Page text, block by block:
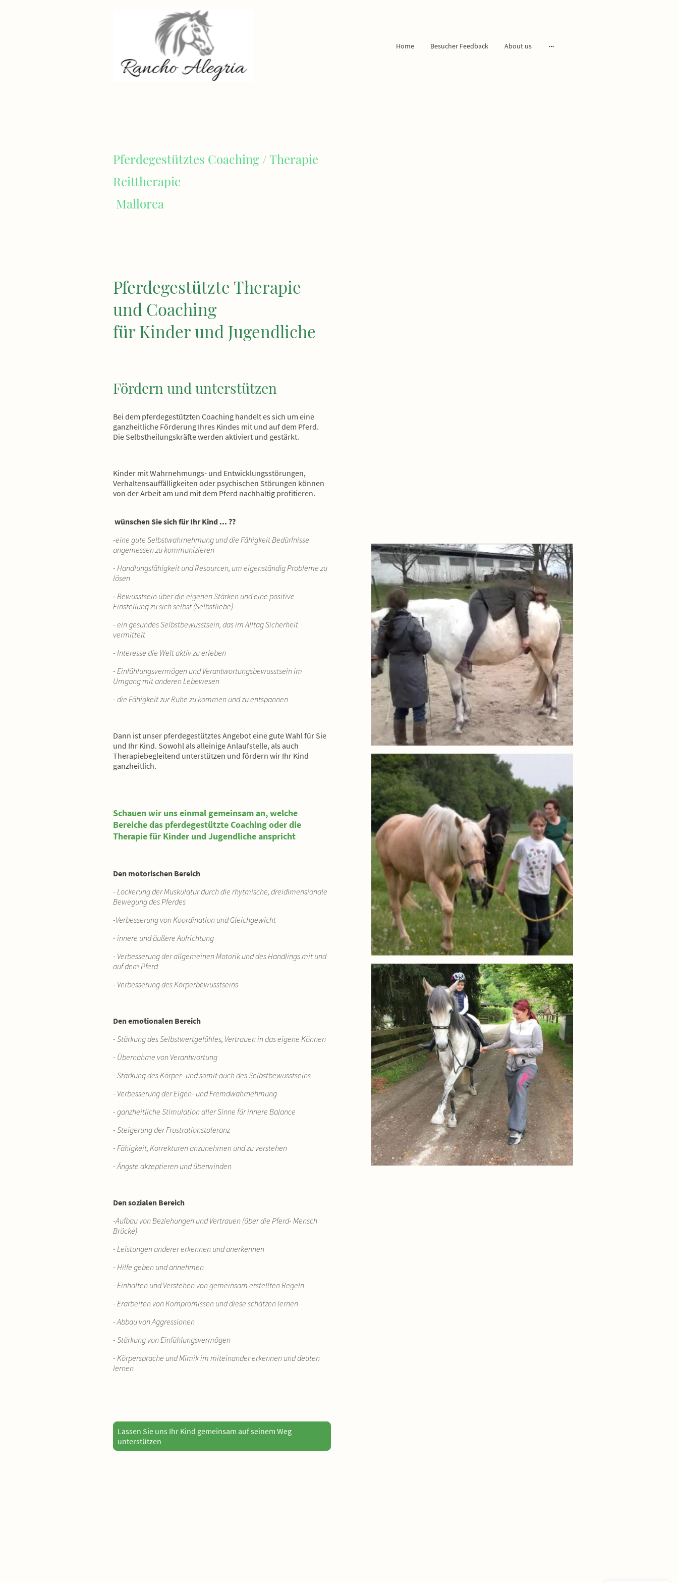
Home Besucher Feedback About us
Pferdegestütztes Coaching / Therapie
Reittherapie
Mallorca
Pferdegestützte Therapie
und Coaching
für Kinder und Jugendliche
Fördern und unterstützen
Bei dem pferdegestützten Coaching handelt es sich um eine
ganzheitliche Förderung Ihres Kindes mit und auf dem Pferd.
Die Selbstheilungskräfte werden aktiviert und gestärkt.
Kinder mit Wahrnehmungs- und Entwicklungsstörungen,
Verhaltensauffälligkeiten oder psychischen Störungen können
von der Arbeit am und mit dem Pferd nachhaltig profitieren.
wünschen Sie sich für Ihr Kind ... ??
-eine gute Selbstwahrnehmung und die Fähigkeit Bedürfnisse
angemessen zu kommunizieren
- Handlungsfähigkeit und Resourcen, um eigenständig Probleme zu
lösen
- Bewusstsein über die eigenen Stärken und eine positive
Einstellung zu sich selbst (Selbstliebe)
- ein gesundes Selbstbewusstsein, das im Alltag Sicherheit
vermittelt
- Interesse die Welt aktiv zu erleben
- Einfühlungsvermögen und Verantwortungsbewusstsein im
Umgang mit anderen Lebewesen
- die Fähigkeit zur Ruhe zu kommen und zu entspannen
Dann ist unser pferdegestütztes Angebot eine gute Wahl für Sie
und Ihr Kind. Sowohl als alleinige Anlaufstelle, als auch
Therapiebegleitend unterstützen und fördern wir Ihr Kind
ganzheitlich.
Schauen wir uns einmal gemeinsam an, welche
Bereiche das pferdegestützte Coaching oder die
Therapie für Kinder und Jugendliche anspricht
Den motorischen Bereich
- Lockerung der Muskulatur durch die rhytmische, dreidimensionale
Bewegung des Pferdes
-Verbesserung von Koordination und Gleichgewicht
- innere und äußere Aufrichtung
- Verbesserung der allgemeinen Motorik und des Handlings mit und
auf dem Pferd
- Verbesserung des Körperbewusstseins
Den emotionalen Bereich
- Stärkung des Selbstwertgefühles, Vertrauen in das eigene Können
- Übernahme von Verantwortung
- Stärkung des Körper- und somit auch des Selbstbewusstseins
- Verbesserung der Eigen- und Fremdwahrnehmung
- ganzheitliche Stimulation aller Sinne für innere Balance
- Steigerung der Frustrationstoleranz
- Fähigkeit, Korrekturen anzunehmen und zu verstehen
- Ängste akzeptieren und überwinden
Den sozialen Bereich
-Aufbau von Beziehungen und Vertrauen (über die Pferd- Mensch
Brücke)
- Leistungen anderer erkennen und anerkennen
- Hilfe geben und annehmen
- Einhalten und Verstehen von gemeinsam erstellten Regeln
- Erarbeiten von Kompromissen und diese schätzen lernen
- Abbau von Aggressionen
- Stärkung von Einfühlungsvermögen
- Körpersprache und Mimik im miteinander erkennen und deuten
lernen
Lassen Sie uns Ihr Kind gemeinsam auf seinem Weg
unterstützen